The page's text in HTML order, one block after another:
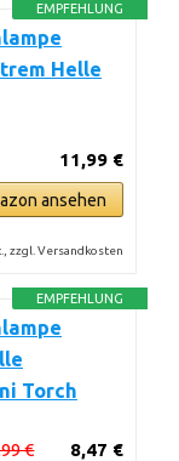
EMPFEHLUNG
Helle
11,99 €
ansehen
zzgl. Versandkosten
EMPFEHLUNG
Torch
8,47 €
€